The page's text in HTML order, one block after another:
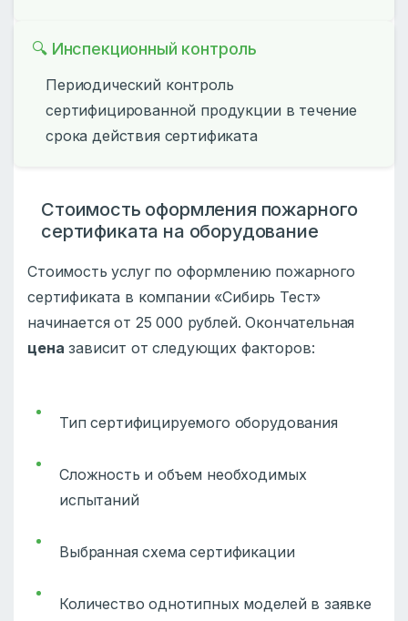
🔍 Инспекционный контроль
Периодический контроль
сертифицированной продукции в течение
срока действия сертификата
Стоимость оформления пожарного
сертификата на оборудование
Стоимость услуг по оформлению пожарного
сертификата в компании «Сибирь Тест»
начинается от 25 000 рублей. Окончательная
цена зависит от следующих факторов:
Тип сертифицируемого оборудования
Сложность и объем необходимых
испытаний
Выбранная схема сертификации
Количество однотипных моделей в заявке